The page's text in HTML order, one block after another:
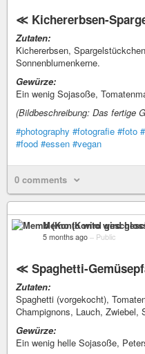
≪ Kichererbsen-
Zutaten:
Kichererbsen,
Sonnenblumenkerne.
Gewürze:
Ein wenig Sojasoße,
(Bildbeschreibung: Das fertige
#photography #fotografie #foto
#food #essen #vegan
0 comments
Memo (Konto wird
5 months ago – Public
≪ Spaghetti-
Zutaten:
Spaghetti (vorgekocht),
Champignons, Lauch, Zwiebel,
Gewürze:
Ein wenig helle Sojasoße,